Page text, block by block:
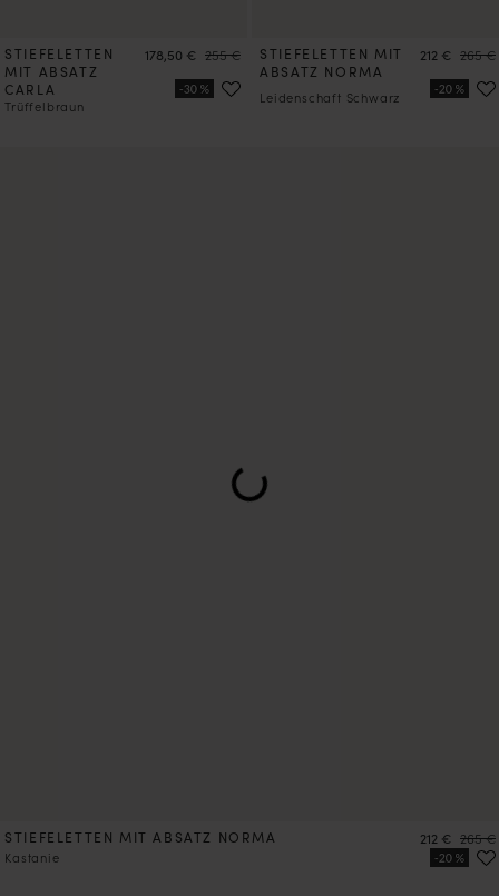
STIEFELETTEN
MIT ABSATZ
CARLA
Trüffelbraun
Preis
178,50 € Preis
255 €
STIEFELETTEN MIT
ABSATZ NORMA
Leidenschaft Schwarz
Preis
212 € Preis
265 €
STIEFELETTEN MIT ABSATZ NORMA
Kastanie
Preis
212 € Preis
265 €